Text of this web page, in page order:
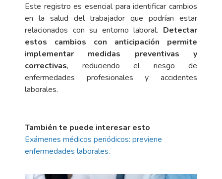
Este registro es esencial para identificar cambios
en la salud del trabajador que podrían estar
relacionados con su entorno laboral. Detectar
estos cambios con anticipación permite
implementar medidas preventivas y
correctivas, reduciendo el riesgo de
enfermedades profesionales y accidentes
laborales.
También te puede interesar esto
Exámenes médicos periódicos: previene
enfermedades laborales.